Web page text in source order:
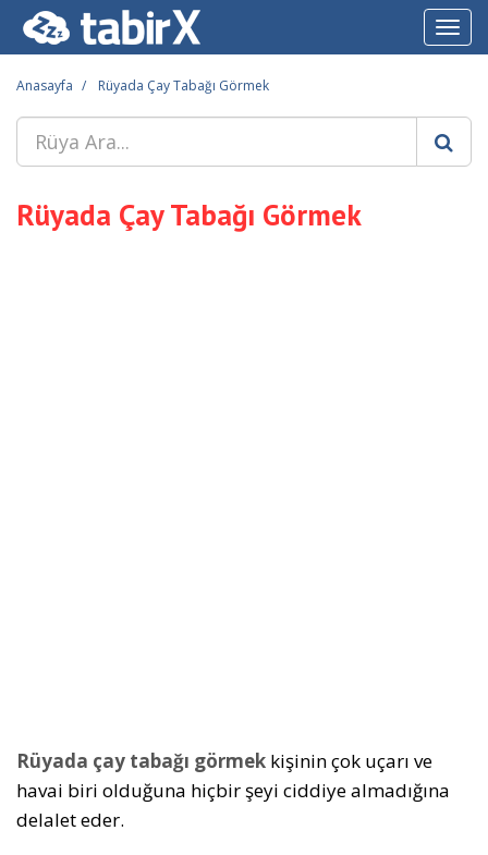
Anasayfa Rüyada Çay Tabağı Görmek
Rüyada Çay Tabağı Görmek
Rüyada çay tabağı görmek kişinin çok uçarı ve
havai biri olduğuna hiçbir şeyi ciddiye almadığına
delalet eder.